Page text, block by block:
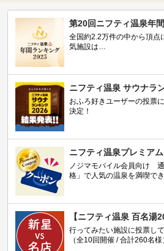
第20回ニフティ温泉年
全国約2.2万件の中から頂点
気施設は…
ニフティ温泉 サウナラ
おふろ好きユーザーの投票
決定！
ニフティ温泉プレミア
ノジマモバイル会員向け
格」で人気の温泉を満喫でき
【ニフティ温泉 百名湯
行ってみたい施設に投票し
（全10回開催 / 合計260名様